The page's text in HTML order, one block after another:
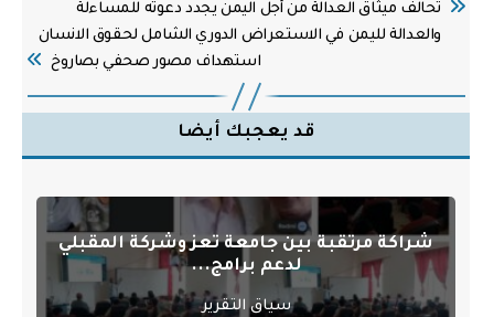
تحالف ميثاق العدالة من أجل اليمن يجدد دعوته للمساءلة
والعدالة لليمن في الاستعراض الدوري الشامل لحقوق الانسان
استهداف مصور صحفي بصاروخ
قد يعجبك أيضا
شراكة مرتقبة بين جامعة تعز وشركة المقبلي
لدعم برامج...
سياق التقرير